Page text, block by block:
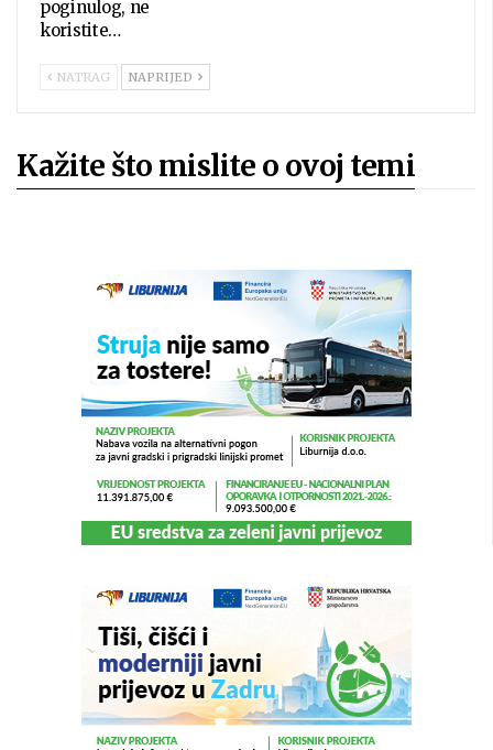
poginulog, ne
koristite…
NATRAG NAPRIJED
Kažite što mislite o ovoj temi